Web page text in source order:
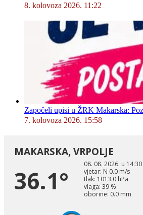
8. kolovoza 2026. 11:22
Započeli upisi u ŽRK Makarska:
7. kolovoza 2026. 15:58